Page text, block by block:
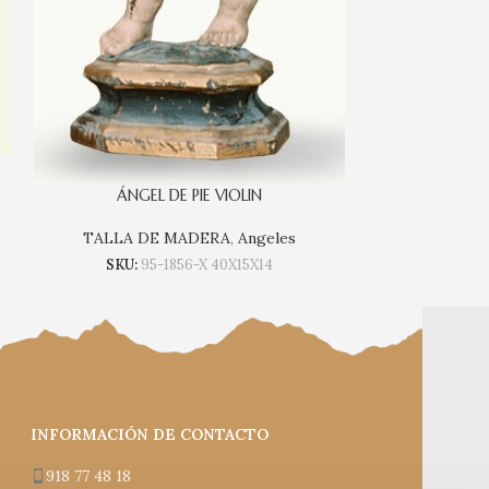
ÁNGEL DE PIE VIOLIN
TALLA DE MADERA, Angeles
SKU: 95-1856-X 40X15X14
INFORMACIÓN DE CONTACTO
918 77 48 18